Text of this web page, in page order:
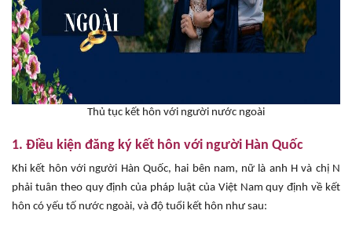
Thủ tục kết hôn với người nước ngoài
1. Điều kiện đăng ký kết hôn với người Hàn Quốc
Khi kết hôn với người Hàn Quốc, hai bên nam, nữ là anh H và chị N
phải tuân theo quy định của pháp luật của Việt Nam quy định về kết
hôn có yếu tố nước ngoài, và độ tuổi kết hôn như sau: